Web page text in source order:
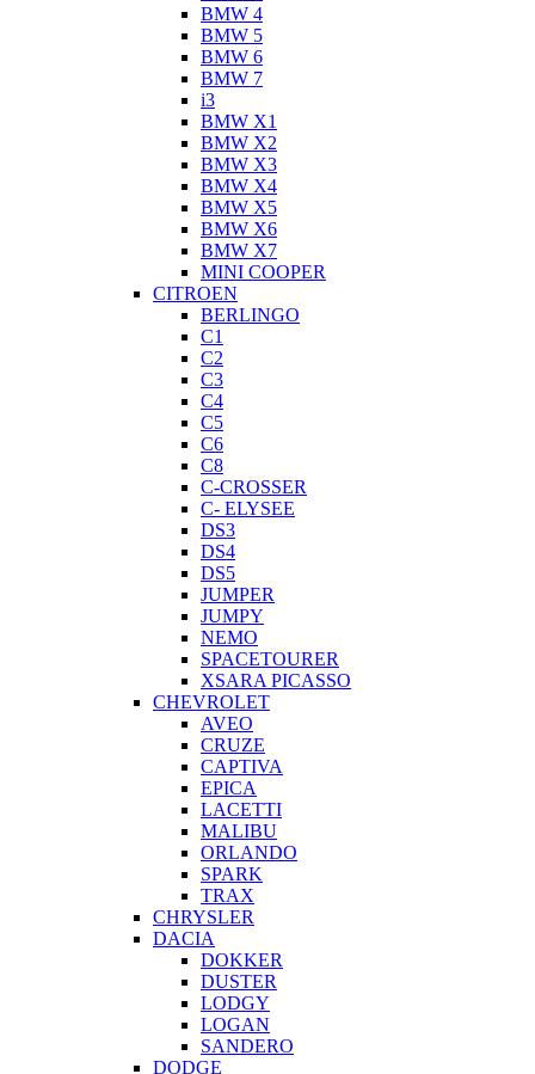
BMW 4
BMW 5
BMW 6
BMW 7
i3
BMW X1
BMW X2
BMW X3
BMW X4
BMW X5
BMW X6
BMW X7
MINI COOPER
CITROEN
BERLINGO
C1
C2
C3
C4
C5
C6
C8
C-CROSSER
C- ELYSEE
DS3
DS4
DS5
JUMPER
JUMPY
NEMO
SPACETOURER
XSARA PICASSO
CHEVROLET
AVEO
CRUZE
CAPTIVA
EPICA
LACETTI
MALIBU
ORLANDO
SPARK
TRAX
CHRYSLER
DACIA
DOKKER
DUSTER
LODGY
LOGAN
SANDERO
DODGE